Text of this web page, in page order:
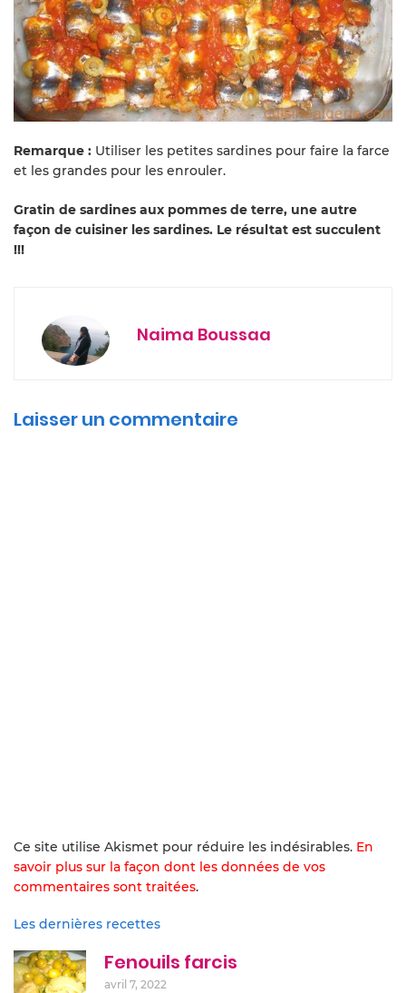
Remarque : Utiliser les petites sardines pour faire la farce
et les grandes pour les enrouler.
Gratin de sardines aux pommes de terre, une autre
façon de cuisiner les sardines. Le résultat est succulent
!!!
Naima Boussaa
Laisser un commentaire
Ce site utilise Akismet pour réduire les indésirables. En
savoir plus sur la façon dont les données de vos
commentaires sont traitées.
Les dernières recettes
Fenouils farcis
avril 7, 2022